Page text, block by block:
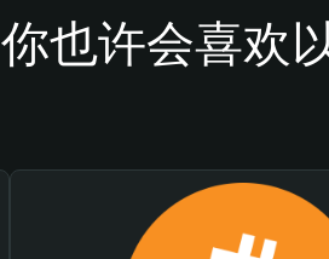
你也许会喜欢